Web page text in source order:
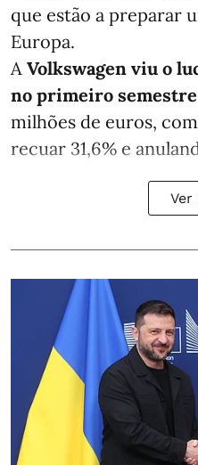
que estão a preparar
Europa.
A Volkswagen viu o
no primeiro
milhões de euros,
recuar 31,6% e
Ver